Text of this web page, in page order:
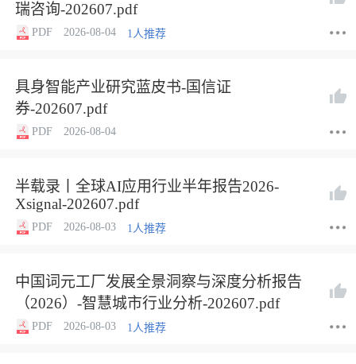
瑞咨询-202607.pdf
PDF 2026-08-04 1人推荐
具身智能产业研究蓝皮书-国信证
券-202607.pdf
PDF 2026-08-04
半载录丨全球AI应用行业半年报告2026-
Xsignal-202607.pdf
PDF 2026-08-03 1人推荐
中国词元工厂发展全景洞察与深度分析报告
（2026）-智慧城市行业分析-202607.pdf
PDF 2026-08-03 1人推荐